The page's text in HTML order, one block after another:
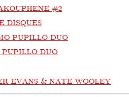
#2
DISQUES
PUPILLO DUO
DUO
EVANS & NATE WOOLEY